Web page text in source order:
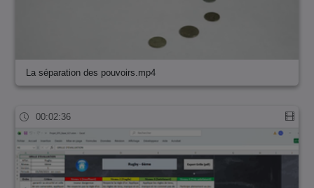
La séparation des pouvoirs.mp4
00:02:36